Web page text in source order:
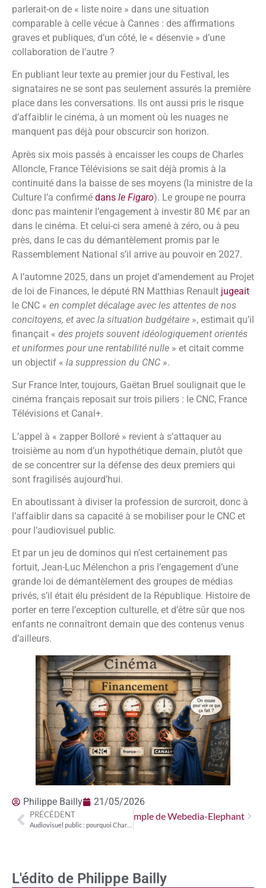
L'édito de Philippe Bailly
parlerait-on de « liste noire » dans une situation
comparable à celle vécue à Cannes : des affirmations
graves et publiques, d’un côté, le « désenvie » d’une
collaboration de l’autre ?
En publiant leur texte au premier jour du Festival, les
signataires ne se sont pas seulement assurés la première
place dans les conversations. Ils ont aussi pris le risque
d’affaiblir le cinéma, à un moment où les nuages ne
manquent pas déjà pour obscurcir son horizon.
Après six mois passés à encaisser les coups de Charles
Alloncle, France Télévisions se sait déjà promis à la
continuité dans la baisse de ses moyens (la ministre de la
Culture l’a confirmé dans le Figaro). Le groupe ne pourra
donc pas maintenir l’engagement à investir 80 M€ par an
dans le cinéma. Et celui-ci sera amené à zéro, ou à peu
près, dans le cas du démantèlement promis par le
Rassemblement National s’il arrive au pouvoir en 2027.
A l’automne 2025, dans un projet d’amendement au Projet
de loi de Finances, le député RN Matthias Renault jugeait
le CNC « en complet décalage avec les attentes de nos
concitoyens, et avec la situation budgétaire », estimait qu’il
finançait « des projets souvent idéologiquement orientés
et uniformes pour une rentabilité nulle » et citait comme
un objectif « la suppression du CNC ».
Sur France Inter, toujours, Gaëtan Bruel soulignait que le
cinéma français reposait sur trois piliers : le CNC, France
Télévisions et Canal+.
L’appel à « zapper Bolloré » revient à s’attaquer au
troisième au nom d’un hypothétique demain, plutôt que
de se concentrer sur la défense des deux premiers qui
sont fragilisés aujourd’hui.
En aboutissant à diviser la profession de surcroit, donc à
l’affaiblir dans sa capacité à se mobiliser pour le CNC et
pour l’audiovisuel public.
Et par un jeu de dominos qui n’est certainement pas
fortuit, Jean-Luc Mélenchon a pris l’engagement d’une
grande loi de démantèlement des groupes de médias
privés, s’il était élu président de la République. Histoire de
porter en terre l’exception culturelle, et d’être sûr que nos
enfants ne connaîtront demain que des contenus venus
d’ailleurs.
Philippe Bailly 21/05/2026
PRÉCÉDENT
: la démonstration par l’exemple de Webedia-Elephant